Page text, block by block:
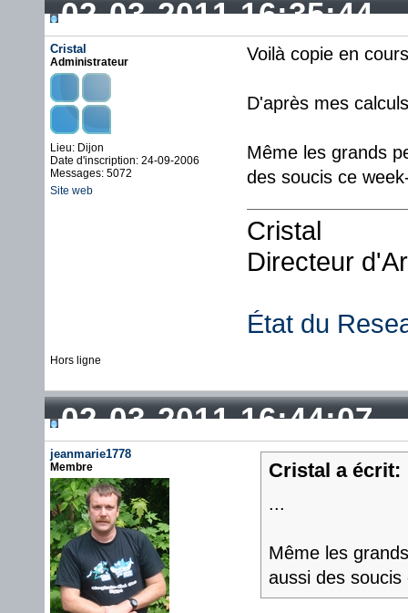
02-03-2011 16:35:44
Cristal
Administrateur
Lieu: Dijon
Date d'inscription: 24-09-2006
Messages: 5072
Site web
Voilà copie en
D'après mes
Même les grands
des soucis ce
Cristal
Directeur
État du
Hors ligne
02-03-2011 16:44:07
jeanmarie1778
Membre Cristal a écrit:
...
Même les
aussi des